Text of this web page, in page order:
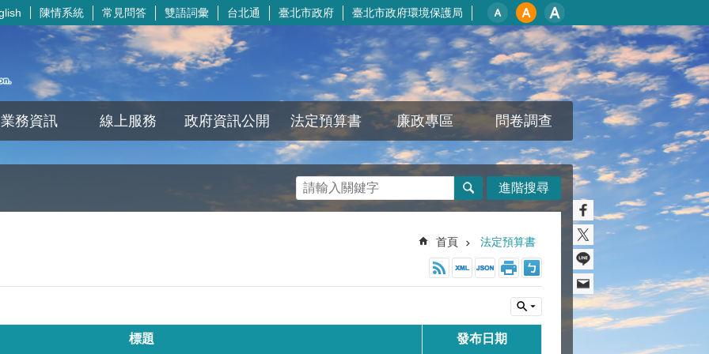
陳情系統 常見問答 雙語詞彙 台北通 臺北市政府 臺北市政府環境保護局
業務資訊 線上服務 政府資訊公開 法定預算書 廉政專區 問卷調查
進階搜尋
首頁 法定預算書
標題 發布日期